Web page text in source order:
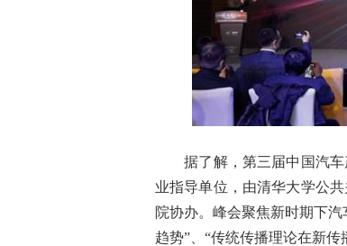
据了解，第三届中国汽车
业指导单位，由清华大学公
院协办。峰会聚焦新时期下
趋势”、“传统传播理论在新传